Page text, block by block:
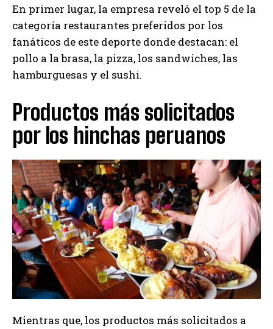
En primer lugar, la empresa reveló el top 5 de la
categoría restaurantes preferidos por los
fanáticos de este deporte donde destacan: el
pollo a la brasa, la pizza, los sandwiches, las
hamburguesas y el sushi.
Productos más solicitados
por los hinchas peruanos
Mientras que, los productos más solicitados a